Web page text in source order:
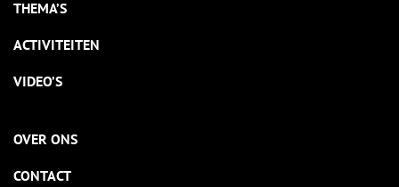
THEMA’S
ACTIVITEITEN
VIDEO’S
OVER ONS
CONTACT